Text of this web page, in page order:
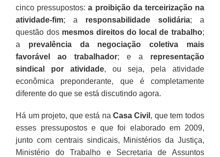
cinco pressupostos: a proibição da terceirização na
atividade-fim; a responsabilidade solidária; a
questão dos mesmos direitos do local de trabalho;
a prevalência da negociação coletiva mais
favorável ao trabalhador; e a representação
sindical por atividade, ou seja, pela atividade
econômica preponderante, que é completamente
diferente do que se está discutindo agora.
Há um projeto, que está na Casa Civil , que tem todos
esses pressupostos e que foi elaborado em 2009,
junto com centrais sindicais, Ministérios da Justiça,
Ministério do Trabalho e Secretaria de Assuntos